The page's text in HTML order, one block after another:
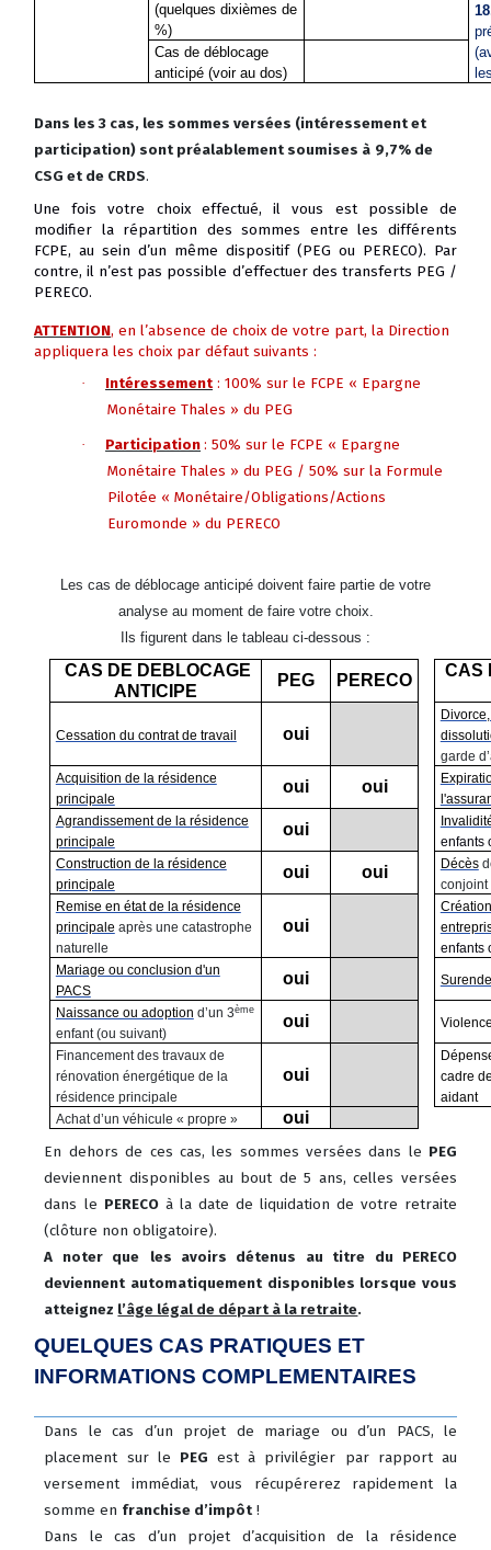
(quelques dixièmes de
%)
Cas de déblocage
anticipé (voir au dos)
Dans les 3 cas, les sommes versées (intéressement et
participation) sont préalablement soumises à 9,7% de
CSG et de CRDS.
Une fois votre choix effectué, il vous est possible de
modifier la répartition des sommes entre les différents
FCPE, au sein d’un même dispositif (PEG ou PERECO). Par
contre, il n’est pas possible d’effectuer des transferts PEG /
PERECO.
ATTENTION, en l’absence de choix de votre part, la Direction
appliquera les choix par défaut suivants :
· Intéressement: 100% sur le FCPE « Epargne
Monétaire Thales » du PEG
· Participation: 50% sur le FCPE « Epargne
Monétaire Thales » du PEG / 50% sur la Formule
Pilotée « Monétaire/Obligations/Actions
Euromonde » du PERECO
Les cas de déblocage anticipé doivent faire partie de votre
analyse au moment de faire votre choix.
Ils figurent dans le tableau ci-dessous :
CAS DE DEBLOCAGE
ANTICIPE
PEG PERECO
CAS
Cessation du contrat de travail oui
garde
Acquisition de la résidence
principale
oui oui
Agrandissement de la résidence
principale
oui
enfants
Construction de la résidence
principale
oui oui Décès
conjoint
Remise en état de la résidence
principale après une catastrophe
naturelle
oui
enfants
Mariage ou conclusion d'un
PACS
oui
Naissance ou adoption d’un 3ème
enfant (ou suivant)
oui
Financement des travaux de
rénovation énergétique de la
résidence principale
oui
cadre
aidant
Achat d’un véhicule « propre »
oui
En dehors de ces cas, les sommes versées dans le PEG
deviennent disponibles au bout de 5 ans, celles versées
dans le PERECOà la date de liquidation de votre retraite
(clôture non obligatoire).
A noter que
les avoirs détenus au titre du PERECO
deviennent automatiquement disponibles lorsque vous
atteignez l’âge légal de départ à la retraite.
QUELQUES CAS PRATIQUES ET
INFORMATIONS COMPLEMENTAIRES
Dans le cas d’un projet de mariage ou d’un PACS, le
placement sur le PEG est à privilégier par rapport au
versement immédiat, vous récupérerez rapidement la
somme en franchise d’impôt!
Dans le cas d’un projet d’acquisition de la résidence